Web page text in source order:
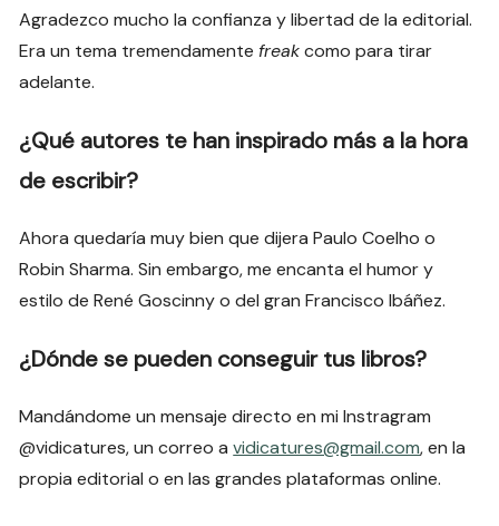
Agradezco mucho la confianza y libertad de la editorial.
Era un tema tremendamente freakcomo para tirar
adelante.
¿Qué autores te han inspirado más a la hora
de escribir?
Ahora quedaría muy bien que dijera Paulo Coelho o
Robin Sharma. Sin embargo, me encanta el humor y
estilo de René Goscinny o del gran Francisco Ibáñez.
¿Dónde se pueden conseguir tus libros?
Mandándome un mensaje directo en mi Instragram
@vidicatures, un correo avidicatures@gmail.com, en la
propia editorial o en las grandes plataformas online.